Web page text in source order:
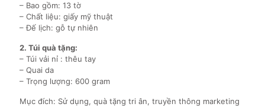
– Bao gồm: 13 tờ
– Chất liệu: giấy mỹ thuật
– Đế lịch: gỗ tự nhiên
2. Túi quà tặng:
– Túi vải nỉ : thêu tay
– Quai da
– Trọng lượng: 600 gram
Mục đích: Sử dụng, quà tặng tri ân, truyền thông marketing